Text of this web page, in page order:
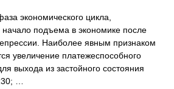
экономического цикла,
подъема в экономике после
Наиболее явным признаком
увеличение платежеспособного
выхода из застойного состояния
…